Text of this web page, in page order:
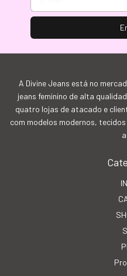
A Divine Jeans está no
jeans feminino de alta
quatro lojas de atacado e
com modelos modernos,